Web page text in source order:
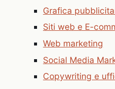
Grafica
Siti web e E-
Web marketing
Social Media
Copywriting e